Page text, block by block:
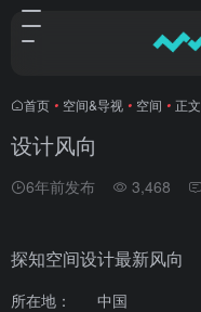
首页 • 空间&导视 • 空间 • 正文
设计风向
6年前发布 3,468
探知空间设计最新风向
所在地：
中国